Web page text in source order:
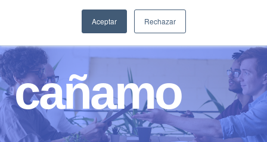
Aceptar Rechazar
cañamo